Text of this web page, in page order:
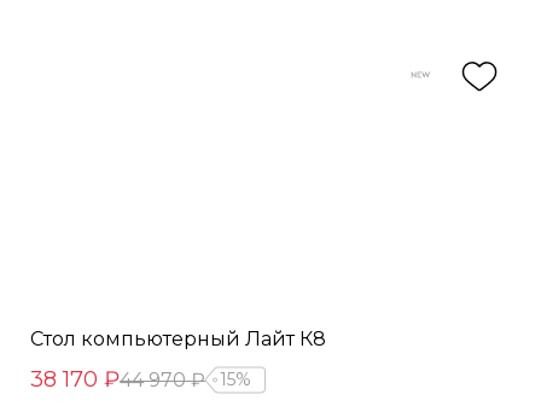
Стол компьютерный Лайт К8
38 170 ₽44 970 ₽ 15%